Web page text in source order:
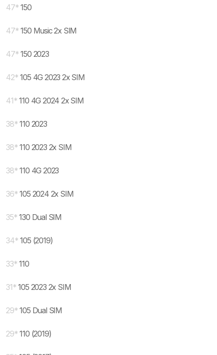
47* 150
47* 150 Music 2x SIM
47* 150 2023
42* 105 4G 2023 2x SIM
41* 110 4G 2024 2x SIM
38* 110 2023
38* 110 2023 2x SIM
38* 110 4G 2023
36* 105 2024 2x SIM
35* 130 Dual SIM
34* 105 (2019)
33* 110
31* 105 2023 2x SIM
29* 105 Dual SIM
29* 110 (2019)